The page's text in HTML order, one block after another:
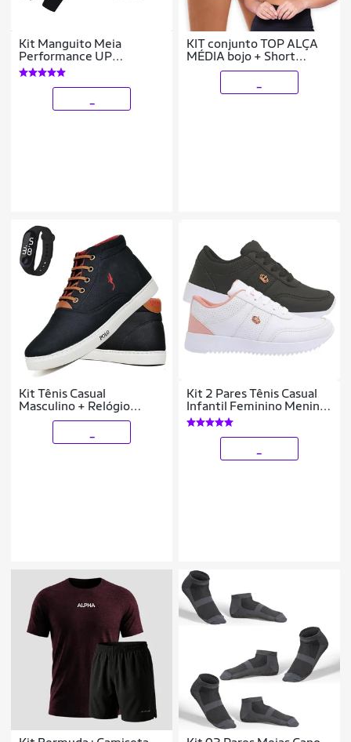
Kit Manguito Meia
Performance UP
Poliamida Corrida
KIT conjunto TOP ALÇA
MÉDIA bojo + Short
TACTEL FEMININO
Kit Tênis Casual
Masculino + Relógio
Digital Polo Blu Dia a Dia
Kit 2 Pares Tênis Casual
Infantil Feminino Meninas
FXB Escolar Dia a Dia